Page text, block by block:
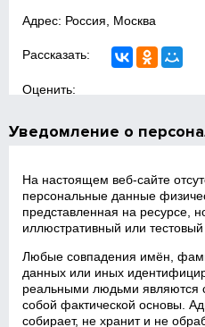
Адрес: Россия, Москва
Рассказать:
Оценить:
Уведомление о
На настоящем веб‑сайте
персональные данные
представленная на ресурсе,
иллюстративный или тестовый
Любые совпадения имён,
данных или иных
реальными людьми являются
собой фактической основы.
собирает, не хранит и не